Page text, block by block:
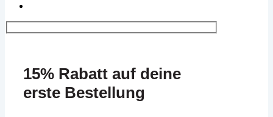
15% Rabatt auf deine
erste Bestellung